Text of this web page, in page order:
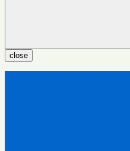
close